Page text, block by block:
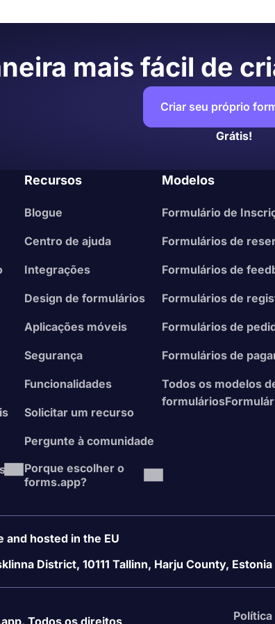
do seu formulário
compartilhá-la facilmente nas redes sociais
Então, tudo que você precisa fazer é
mais fácil de
Criar seu próprio
Grátis!
Recursos
Blogue
Centro de ajuda
Integrações
Design de formulários
Aplicações móveis
Segurança
Funcionalidades
Solicitar um recurso
Pergunte à comunidade
Porque escolher o
forms.app?
Modelos
Formulário de
Formulários de
Formulários de
Formulários de
Formulários de
Formulários de
Todos os modelos
and hosted in the EU
District, 10111 Tallinn, Harju County, Estonia